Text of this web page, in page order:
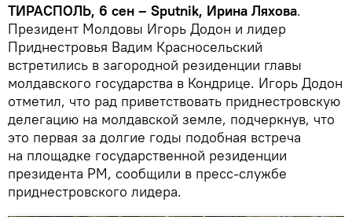
ТИРАСПОЛЬ, 6 сен – Sputnik, Ирина Ляхова.
Президент Молдовы Игорь Додон и лидер
Приднестровья Вадим Красносельский
встретились в загородной резиденции главы
молдавского государства в Кондрице. Игорь Додон
отметил, что рад приветствовать приднестровскую
делегацию на молдавской земле, подчеркнув, что
это первая за долгие годы подобная встреча
на площадке государственной резиденции
президента РМ, сообщили в пресс-службе
приднестровского лидера.